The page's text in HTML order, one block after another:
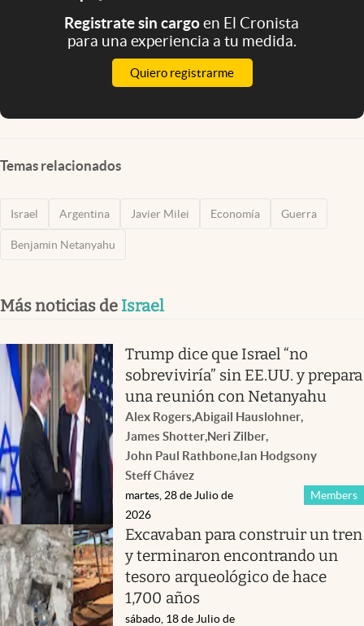
Registrate sin cargoen El Cronista
para una experiencia a tu medida.
Quiero registrarme
Temas relacionados
Israel Argentina Javier Milei Economía Guerra
Benjamin Netanyahu
Más noticias de Israel
Trump dice que Israel “no
sobreviviría” sin EE.UU. y prepara
una reunión con Netanyahu
Alex Rogers,Abigail Hauslohner,
James Shotter,Neri Zilber,
John Paul Rathbone,Ian Hodgsony
Steff Chávez
Members
martes, 28 de Julio de
2026
Excavaban para construir un tren
y terminaron encontrando un
tesoro arqueológico de hace
1,700 años
sábado, 18 de Julio de